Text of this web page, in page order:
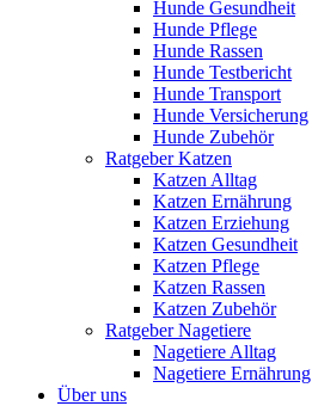
Hunde Gesundheit
Hunde Pflege
Hunde Rassen
Hunde Testbericht
Hunde Transport
Hunde Versicherung
Hunde Zubehör
Ratgeber Katzen
Katzen Alltag
Katzen Ernährung
Katzen Erziehung
Katzen Gesundheit
Katzen Pflege
Katzen Rassen
Katzen Zubehör
Ratgeber Nagetiere
Nagetiere Alltag
Nagetiere Ernährung
Über uns